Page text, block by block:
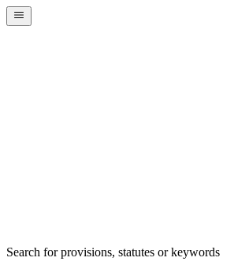
Search for provisions, statutes or keywords